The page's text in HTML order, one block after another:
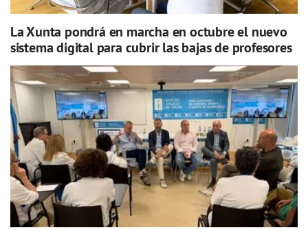
La Xunta pondrá en marcha en octubre el nuevo
sistema digital para cubrir las bajas de profesores